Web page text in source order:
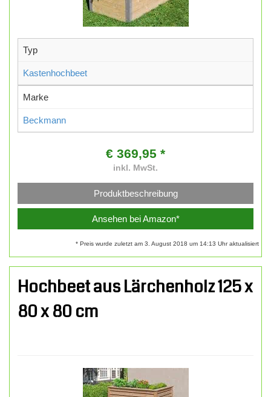
Typ
Kastenhochbeet
Marke
Beckmann
€ 369,95 *
inkl. MwSt.
Produktbeschreibung
Ansehen bei Amazon*
* Preis wurde zuletzt am 3. August 2018 um 14:13 Uhr aktualisiert
Hochbeet aus Lärchenholz 125 x
80 x 80 cm